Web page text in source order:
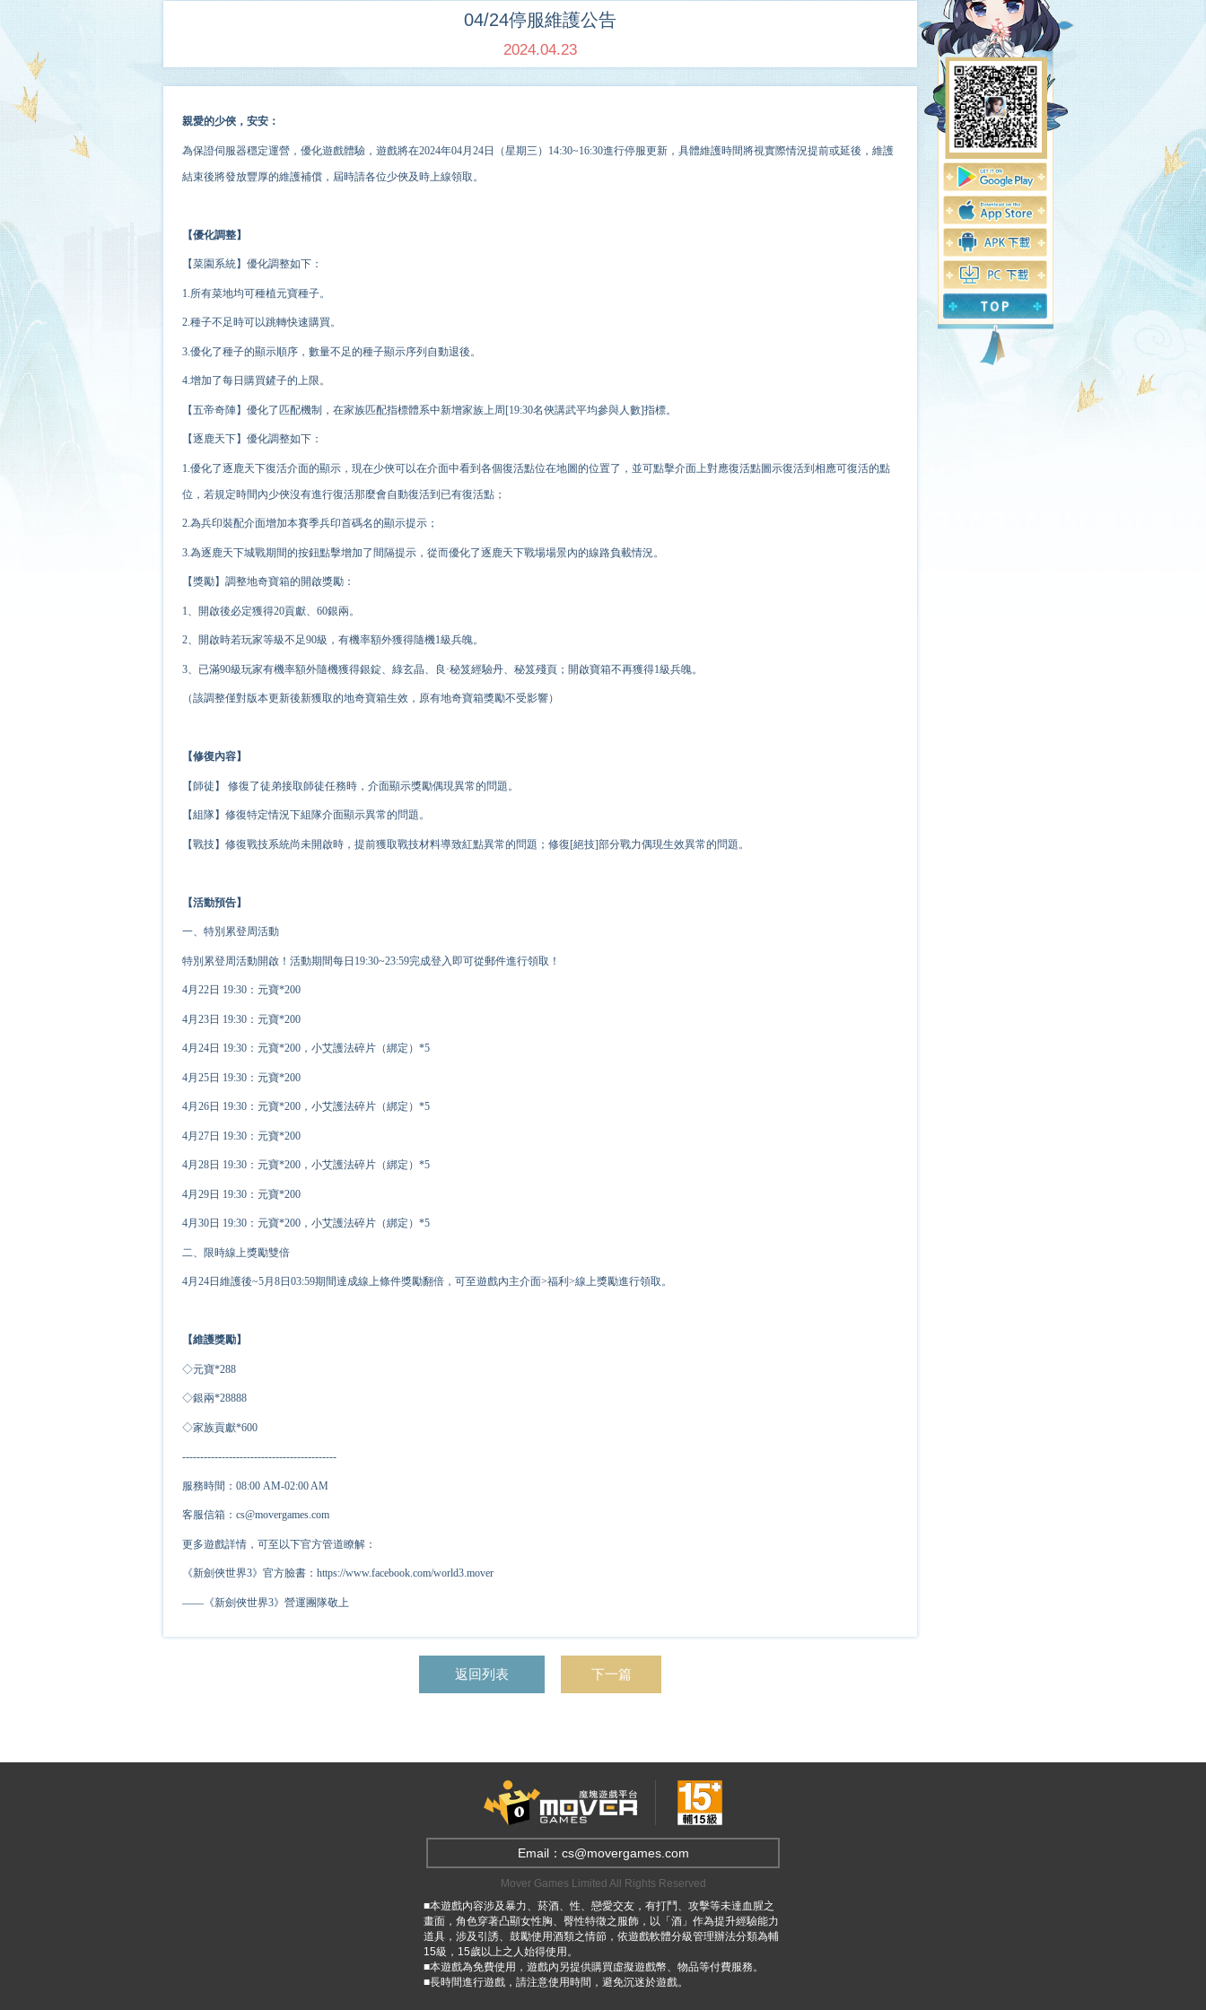
04/24停服維護公告
2024.04.23
親愛的少俠，安安：
為保證伺服器穩定運營，優化遊戲體驗 ， 遊戲將在2024年04月24日（星期三 ） 14:30~16:30進行停服更新，具體維護時間將視實際情況提前或延後，維護
結束後將發放豐厚的維護補償，屆時請各位少俠及時上線領取。
【優化調整】
【菜園系統】優化調整如下：
1.所有菜地均可種植元寶種子。
2.種子不足時可以跳轉快速購買。
3.優化了種子的顯示順序，數量不足的種子顯示序列自動退後。
4.增加了每日購買鏟子的上限。
【五帝奇陣】優化了匹配機制，在家族匹配指標體系中新增家族上周[19:30名俠講武平均參與人數]指標。
【逐鹿天下】優化調整如下：
1.優化了逐鹿天下復活介面的顯示，現在少俠可以在介面中看到各個復活點位在地圖的位置了，並可點擊介面上對應復活點圖示復活到相應可復活的點
位，若規定時間內少俠沒有進行復活那麼會自動復活到已有復活點；
2.為兵印裝配介面增加本賽季兵印首碼名的顯示提示；
3.為逐鹿天下城戰期間的按鈕點擊增加了間隔提示，從而優化了逐鹿天下戰場場景內的線路負載情況。
【獎勵】調整地奇寶箱的開啟獎勵：
1、開啟後必定獲得20貢獻、60銀兩。
2、開啟時若玩家等級不足90級，有機率額外獲得隨機1級兵魄。
3、已滿90級玩家有機率額外隨機獲得銀錠、綠玄晶、良·秘笈經驗丹、秘笈殘頁；開啟寶箱不再獲得1級兵魄。
（該調整僅對版本更新後新獲取的地奇寶箱生效，原有地奇寶箱獎勵不受影響）
【修復內容】
【師徒】 修復了徒弟接取師徒任務時，介面顯示獎勵偶現異常的問題。
【組隊】修復特定情況下組隊介面顯示異常的問題。
【戰技】修復戰技系統尚未開啟時，提前獲取戰技材料導致紅點異常的問題；修復[絕技]部分戰力偶現生效異常的問題。
【活動預告】
一、特別累登周活動
特別累登周活動開啟！活動期間每日19:30~23:59完成登入即可從郵件進行領取！
4月22日 19:30：元寶*200
4月23日 19:30：元寶*200
4月24日 19:30：元寶*200，小艾護法碎片（綁定）*5
4月25日 19:30：元寶*200
4月26日 19:30：元寶*200，小艾護法碎片（綁定）*5
4月27日 19:30：元寶*200
4月28日 19:30：元寶*200，小艾護法碎片（綁定）*5
4月29日 19:30：元寶*200
4月30日 19:30：元寶*200，小艾護法碎片（綁定）*5
二、限時線上獎勵雙倍
4月24日維護後~5月8日03:59期間達成線上條件獎勵翻倍，可至遊戲內主介面>福利>線上獎勵進行領取。
【維護獎勵】
◇元寶*288
◇銀兩*28888
◇家族貢獻*600
-------------------------------------------
服務時間：08:00 AM-02:00 AM
客服信箱：cs@movergames.com
更多遊戲詳情，可至以下官方管道瞭解：
《新劍俠世界3》官方臉書：https://www.facebook.com/world3.mover
——《新劍俠世界3》營運團隊敬上
返回列表 下一篇
Email：cs@movergames.com
Mover Games Limited All Rights Reserved
■本遊戲內容涉及暴力、菸酒、性、戀愛交友，有打鬥、攻擊等未達血腥之
畫面，角色穿著凸顯女性胸、臀性特徵之服飾，以「酒」作為提升經驗能力
道具，涉及引誘、鼓勵使用酒類之情節，依遊戲軟體分級管理辦法分類為輔
15級，15歲以上之人始得使用。
■本遊戲為免費使用，遊戲內另提供購買虛擬遊戲幣、物品等付費服務。
■長時間進行遊戲，請注意使用時間，避免沉迷於遊戲。